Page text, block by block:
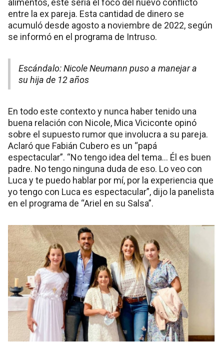
entre la ex pareja. Esta cantidad de dinero se
acumuló desde agosto a noviembre de 2022, según
se informó en el programa de Intruso.
Escándalo: Nicole Neumann puso a manejar a
su hija de 12 años
En todo este contexto y nunca haber tenido una
buena relación con Nicole, Mica Viciconte opinó
sobre el supuesto rumor que involucra a su pareja.
Aclaró que Fabián Cubero es un “papá
espectacular”. “No tengo idea del tema… Él es buen
padre. No tengo ninguna duda de eso. Lo veo con
Luca y te puedo hablar por mí, por la experiencia que
yo tengo con Luca es espectacular”, dijo la panelista
en el programa de “Ariel en su Salsa”.